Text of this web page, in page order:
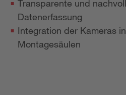
Transparente und
Datenerfassung
Integration der Kameras
Montagesäulen